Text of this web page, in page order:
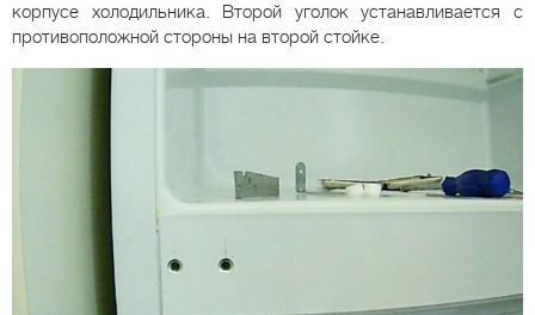
корпусе холодильника. Второй уголок устанавливается с
противоположной стороны на второй стойке.